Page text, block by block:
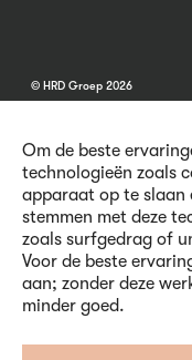
Om de beste
technologieën zoals
apparaat op te slaan
stemmen met deze
zoals surfgedrag of
Voor de beste
aan; zonder deze
minder goed.
© HRD Groep 2026
Algemene
Contact
Voorwaarden
Privacy en Cookies
Volg ons